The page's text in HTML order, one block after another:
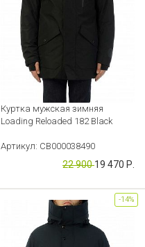
Куртка мужская зимняя
Loading Reloaded 182 Black
Артикул: CB000038490
22 90019 470 Р.
-14%